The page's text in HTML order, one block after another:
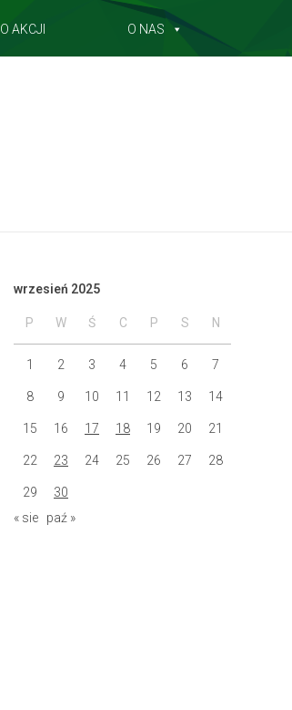
O AKCJI O NAS
wrzesień 2025
P W Ś C P S N
1 2 3 4 5 6 7
8 9 10 11 12 13 14
15 16 17 18 19 20 21
22 23 24 25 26 27 28
29
30
« sie
paź »